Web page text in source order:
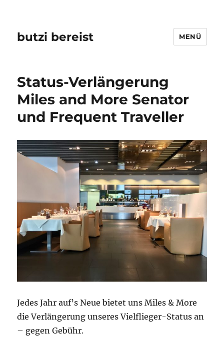
butzi bereist MENÜ
Status-Verlängerung
Miles and More Senator
und Frequent Traveller
Jedes Jahr auf’s Neue bietet uns Miles & More
die Verlängerung unseres Vielflieger-Status an
– gegen Gebühr.